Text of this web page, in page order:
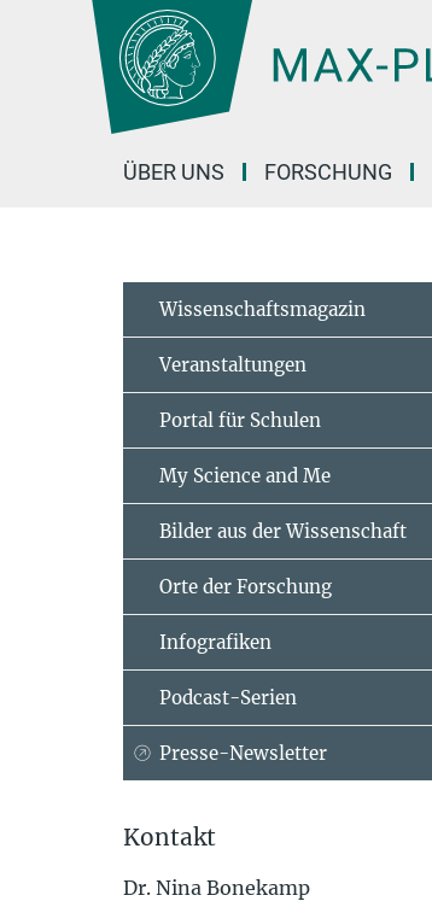
Hauptinhalt
ÜBER UNS FORSCHUNG
Wissenschaftsmagazin
Veranstaltungen
Portal für Schulen
My Science and Me
Bilder aus der Wissenschaft
Orte der Forschung
Infografiken
Podcast-Serien
Presse-Newsletter
Kontakt
Dr. Nina Bonekamp